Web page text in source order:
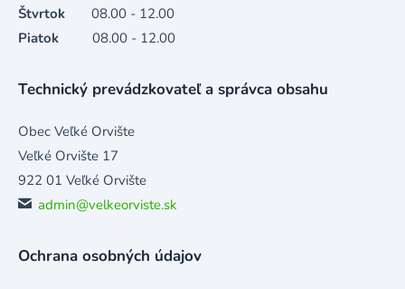
Štvrtok
08.00 - 12.00
Piatok
08.00 - 12.00
Technický prevádzkovateľ a správca obsahu
Obec Veľké Orvište
Veľké Orvište 17
922 01 Veľké Orvište
admin@velkeorviste.sk
Ochrana osobných údajov